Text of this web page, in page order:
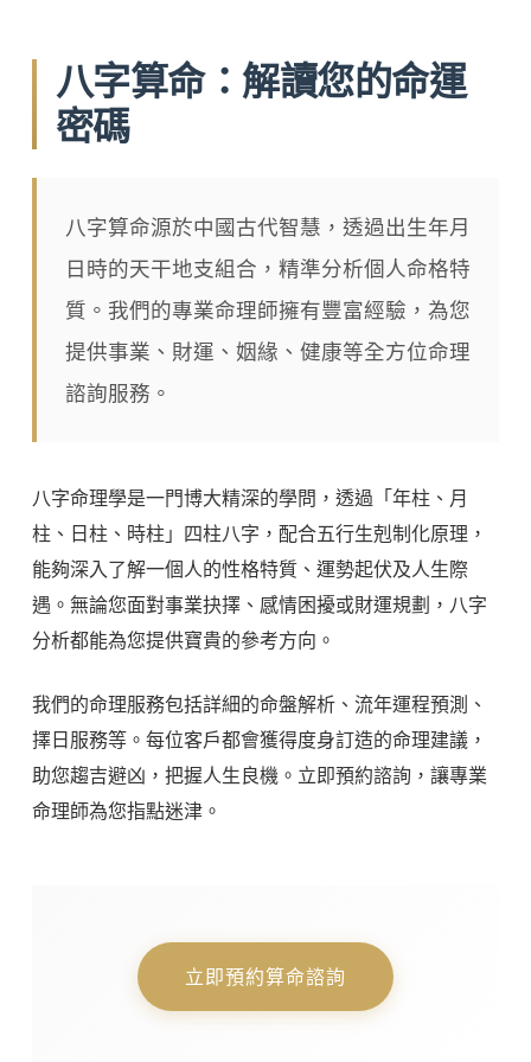
八字算命：解讀您的命運
密碼
八字算命源於中國古代智慧，透過出生年月
日時的天干地支組合，精準分析個人命格特
質。我們的專業命理師擁有豐富經驗，為您
提供事業、財運、姻緣、健康等全方位命理
諮詢服務。
八字命理學是一門博大精深的學問，透過「年柱、月
柱、日柱、時柱」四柱八字，配合五行生剋制化原理，
能夠深入了解一個人的性格特質、運勢起伏及人生際
遇。無論您面對事業抉擇、感情困擾或財運規劃，八字
分析都能為您提供寶貴的參考方向。
我們的命理服務包括詳細的命盤解析、流年運程預測、
擇日服務等。每位客戶都會獲得度身訂造的命理建議，
助您趨吉避凶，把握人生良機。立即預約諮詢，讓專業
命理師為您指點迷津。
立即預約算命諮詢